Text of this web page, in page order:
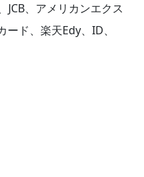
JCB、アメリカンエクス
ド、楽天Edy、ID、